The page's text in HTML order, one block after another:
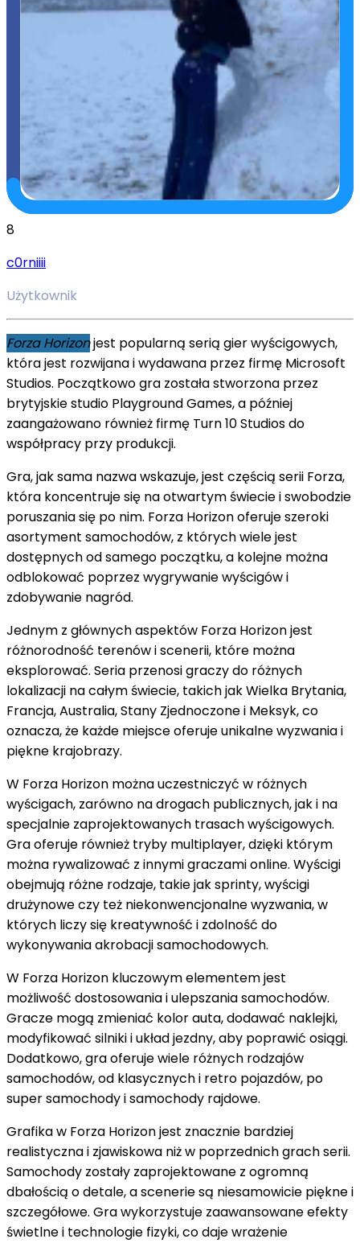
8
c0rniiii
Użytkownik
Forza Horizonjest popularną serią gier wyścigowych,
która jest rozwijana i wydawana przez firmę Microsoft
Studios. Początkowo gra została stworzona przez
brytyjskie studio Playground Games, a później
zaangażowano również firmę Turn 10 Studios do
współpracy przy produkcji.
Gra, jak sama nazwa wskazuje, jest częścią serii Forza,
która koncentruje się na otwartym świecie i swobodzie
poruszania się po nim. Forza Horizon oferuje szeroki
asortyment samochodów, z których wiele jest
dostępnych od samego początku, a kolejne można
odblokować poprzez wygrywanie wyścigów i
zdobywanie nagród.
Jednym z głównych aspektów Forza Horizon jest
różnorodność terenów i scenerii, które można
eksplorować. Seria przenosi graczy do różnych
lokalizacji na całym świecie, takich jak Wielka Brytania,
Francja, Australia, Stany Zjednoczone i Meksyk, co
oznacza, że każde miejsce oferuje unikalne wyzwania i
piękne krajobrazy.
W Forza Horizon można uczestniczyć w różnych
wyścigach, zarówno na drogach publicznych, jak i na
specjalnie zaprojektowanych trasach wyścigowych.
Gra oferuje również tryby multiplayer, dzięki którym
można rywalizować z innymi graczami online. Wyścigi
obejmują różne rodzaje, takie jak sprinty, wyścigi
drużynowe czy też niekonwencjonalne wyzwania, w
których liczy się kreatywność i zdolność do
wykonywania akrobacji samochodowych.
W Forza Horizon kluczowym elementem jest
możliwość dostosowania i ulepszania samochodów.
Gracze mogą zmieniać kolor auta, dodawać naklejki,
modyfikować silniki i układ jezdny, aby poprawić osiągi.
Dodatkowo, gra oferuje wiele różnych rodzajów
samochodów, od klasycznych i retro pojazdów, po
super samochody i samochody rajdowe.
Grafika w Forza Horizon jest znacznie bardziej
realistyczna i zjawiskowa niż w poprzednich grach serii.
Samochody zostały zaprojektowane z ogromną
dbałością o detale, a scenerie są niesamowicie piękne i
szczegółowe. Gra wykorzystuje zaawansowane efekty
świetlne i technologie fizyki, co daje wrażenie